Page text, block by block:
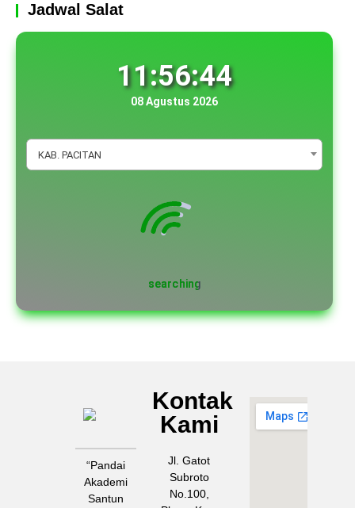
Jadwal Salat
11:56:45
08 Agustus 2026
KAB. PACITAN
MAN
PACITAN
“Pandai
Akademi
Santun
Kontak
Kami
Jl. Gatot
Subroto
No.100,